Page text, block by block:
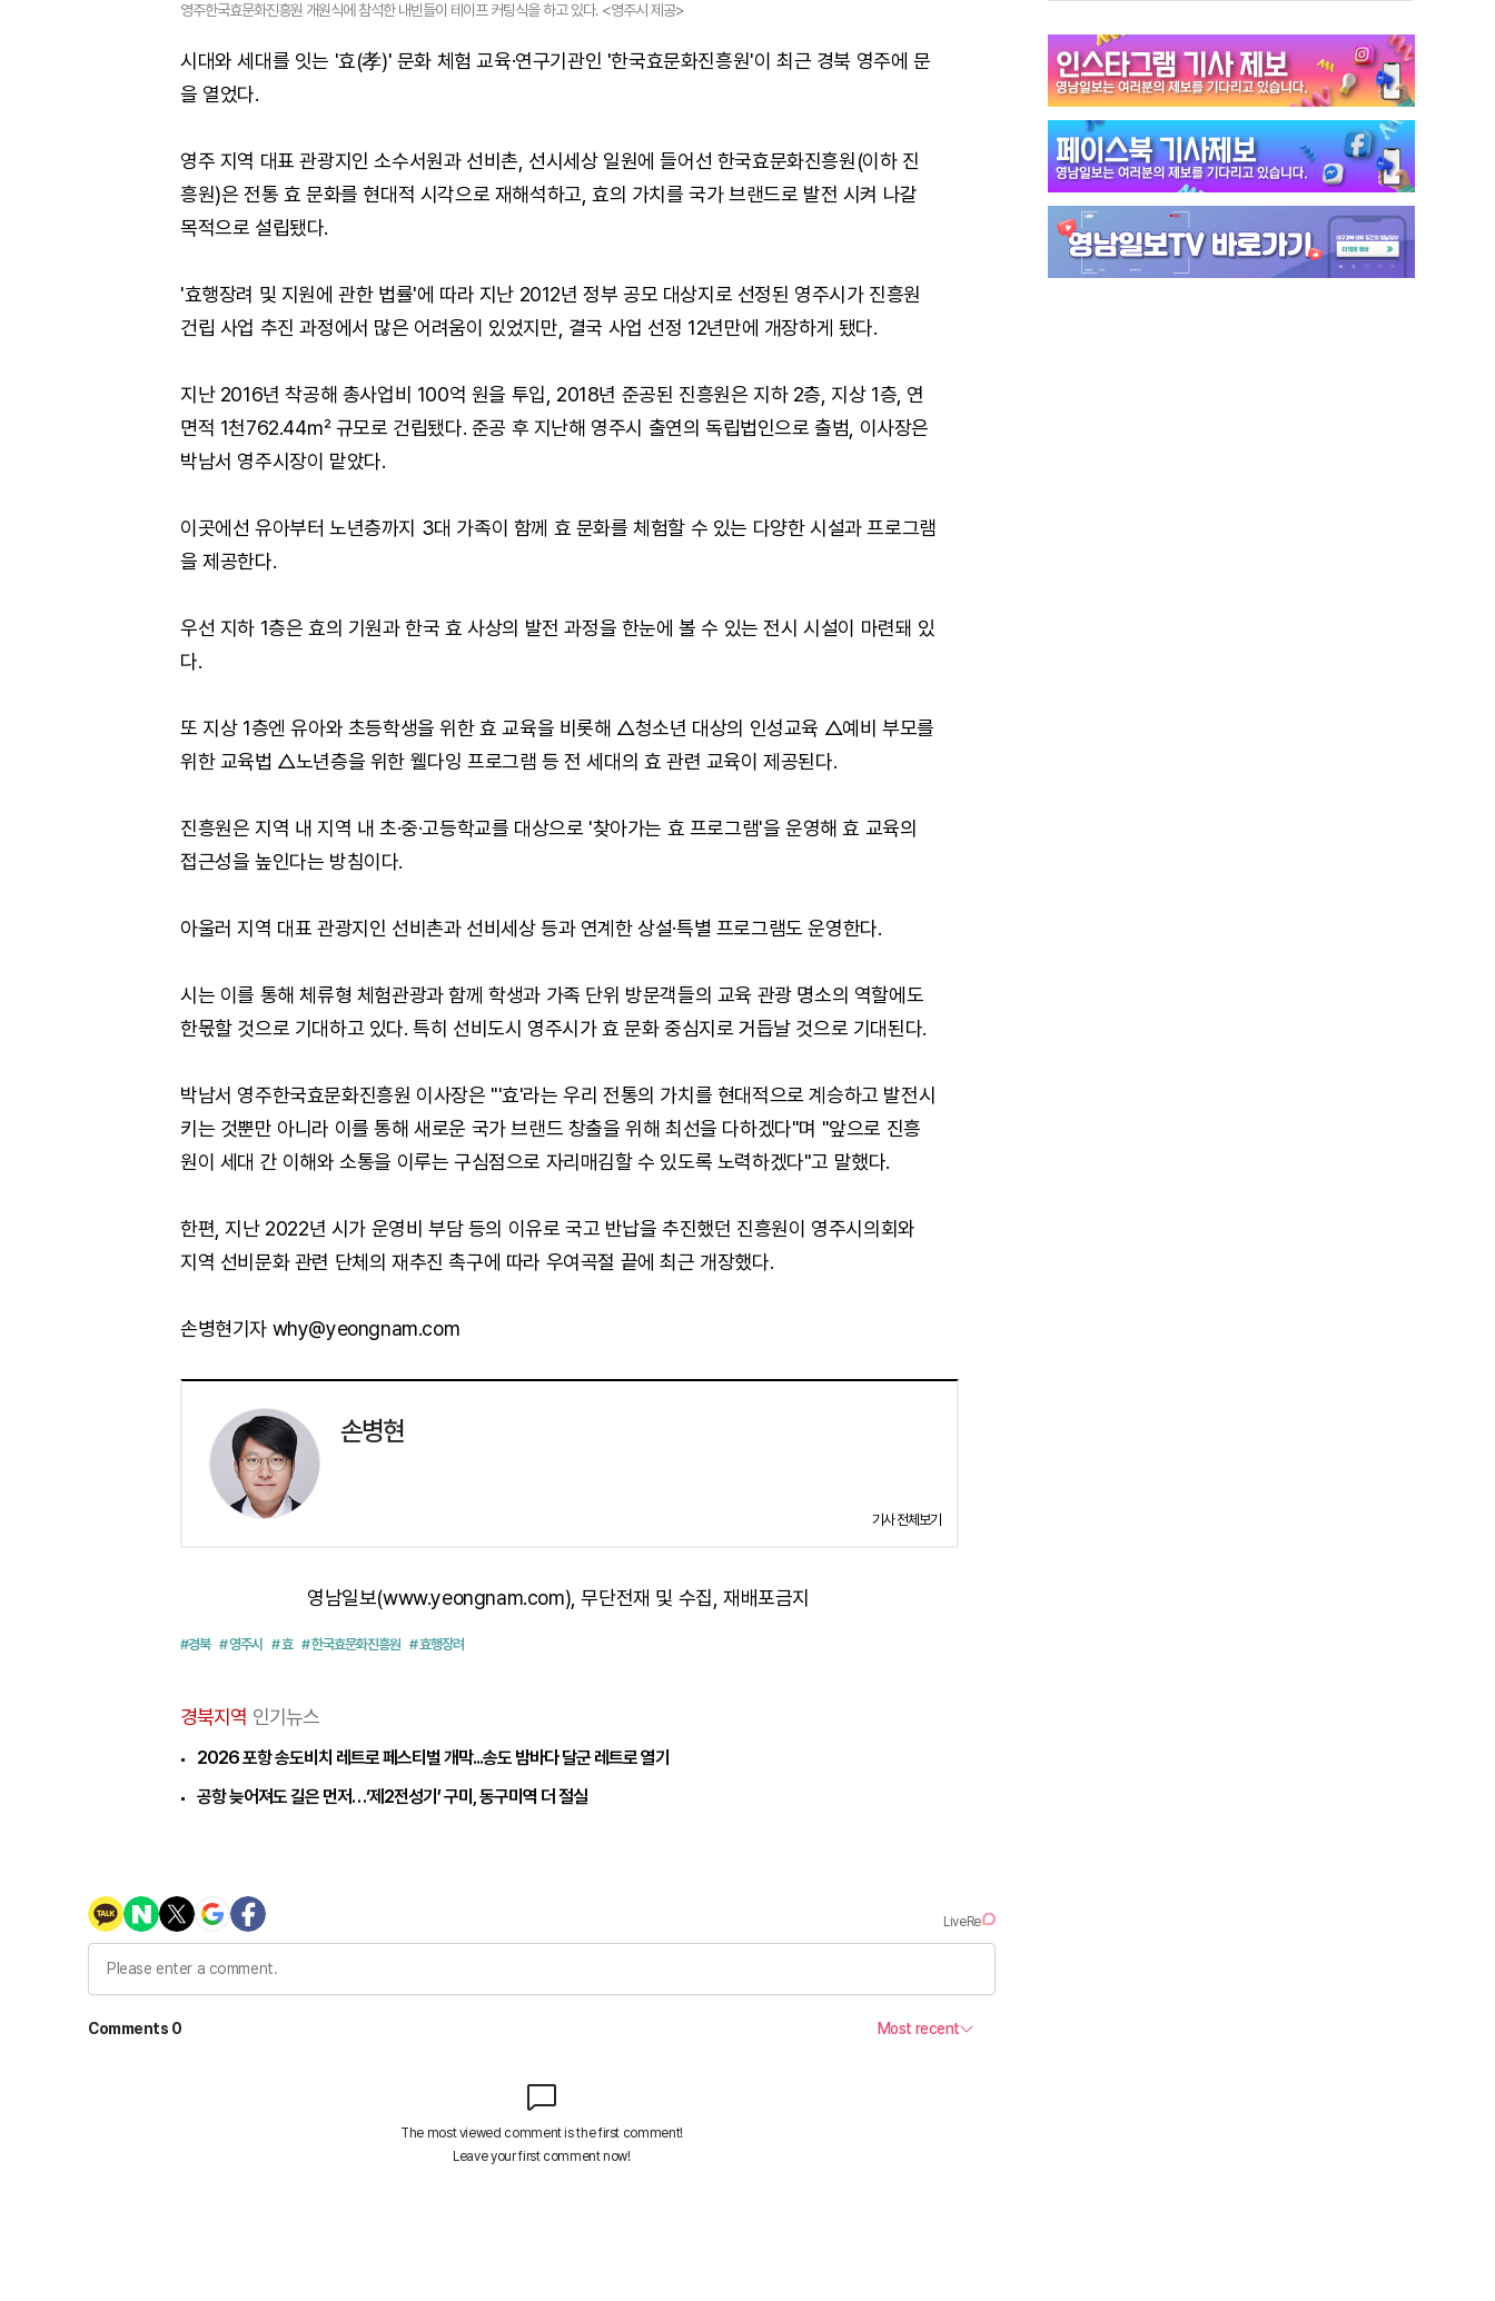
영주한국효문화진흥원 개원식에 참석한 내빈들이 테이프 커팅식을 하고 있다. <영주시 제공>
시대와 세대를 잇는 '효(孝)' 문화 체험 교육·연구기관인 '한국효문화진흥원'이 최근 경북 영주에 문
을 열었다.
영주 지역 대표 관광지인 소수서원과 선비촌, 선시세상 일원에 들어선 한국효문화진흥원(이하 진
흥원)은 전통 효 문화를 현대적 시각으로 재해석하고, 효의 가치를 국가 브랜드로 발전 시켜 나갈
목적으로 설립됐다.
'효행장려 및 지원에 관한 법률'에 따라 지난 2012년 정부 공모 대상지로 선정된 영주시가 진흥원
건립 사업 추진 과정에서 많은 어려움이 있었지만, 결국 사업 선정 12년만에 개장하게 됐다.
지난 2016년 착공해 총사업비 100억 원을 투입, 2018년 준공된 진흥원은 지하 2층, 지상 1층, 연
면적 1천762.44㎡ 규모로 건립됐다. 준공 후 지난해 영주시 출연의 독립법인으로 출범, 이사장은
박남서 영주시장이 맡았다.
이곳에선 유아부터 노년층까지 3대 가족이 함께 효 문화를 체험할 수 있는 다양한 시설과 프로그램
을 제공한다.
우선 지하 1층은 효의 기원과 한국 효 사상의 발전 과정을 한눈에 볼 수 있는 전시 시설이 마련돼 있
다.
또 지상 1층엔 유아와 초등학생을 위한 효 교육을 비롯해 △청소년 대상의 인성교육 △예비 부모를
위한 교육법 △노년층을 위한 웰다잉 프로그램 등 전 세대의 효 관련 교육이 제공된다.
진흥원은 지역 내 지역 내 초·중·고등학교를 대상으로 '찾아가는 효 프로그램'을 운영해 효 교육의
접근성을 높인다는 방침이다.
아울러 지역 대표 관광지인 선비촌과 선비세상 등과 연계한 상설·특별 프로그램도 운영한다.
시는 이를 통해 체류형 체험관광과 함께 학생과 가족 단위 방문객들의 교육 관광 명소의 역할에도
한몫할 것으로 기대하고 있다. 특히 선비도시 영주시가 효 문화 중심지로 거듭날 것으로 기대된다.
박남서 영주한국효문화진흥원 이사장은 "'효'라는 우리 전통의 가치를 현대적으로 계승하고 발전시
키는 것뿐만 아니라 이를 통해 새로운 국가 브랜드 창출을 위해 최선을 다하겠다"며 "앞으로 진흥
원이 세대 간 이해와 소통을 이루는 구심점으로 자리매김할 수 있도록 노력하겠다"고 말했다.
한편, 지난 2022년 시가 운영비 부담 등의 이유로 국고 반납을 추진했던 진흥원이 영주시의회와
지역 선비문화 관련 단체의 재추진 촉구에 따라 우여곡절 끝에 최근 개장했다.
손병현기자 why@yeongnam.com
손병현
기사 전체보기
영남일보(www.yeongnam.com), 무단전재 및 수집, 재배포금지
#경북 # 영주시 # 효 # 한국효문화진흥원 # 효행장려
경북지역 인기뉴스
2026 포항 송도비치 레트로 페스티벌 개막...송도 밤바다 달군 레트로 열기
공항 늦어져도 길은 먼저…‘제2전성기’ 구미, 동구미역 더 절실